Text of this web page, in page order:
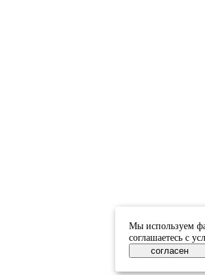
Мы используем
соглашаетесь с
согласен